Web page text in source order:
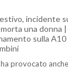
incidente
una donna
sulla
provocato